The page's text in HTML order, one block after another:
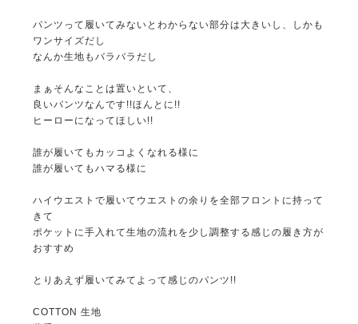
パンツって履いてみないとわからない部分は大きいし、しかも
ワンサイズだし
なんか生地もバラバラだし
まぁそんなことは置いといて、
良いパンツなんです!!ほんとに!!
ヒーローになってほしい!!
誰が履いてもカッコよくなれる様に
誰が履いてもハマる様に
ハイウエストで履いてウエストの余りを全部フロントに持って
きて
ポケットに手入れて生地の流れを少し調整する感じの履き方が
おすすめ
とりあえず履いてみてよって感じのパンツ!!
COTTON 生地